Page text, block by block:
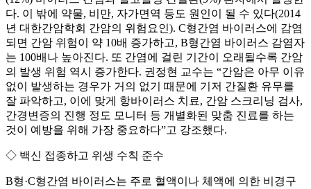
다. 이 밖에 약물, 비만, 자가면역 등도 원인이 될 수 있다(2014
년 대한간암학회 간암의 위험요인). C형간염 바이러스에 감염
되면 간암 위험이 약 10배 증가하고, B형간염 바이러스 감염자
는 100배나 높아진다. 또 간염에 걸린 기간이 오래될수록 간암
의 발생 위험 역시 증가한다. 권정현 교수는 “간암은 아무 이유
없이 발생하는 경우가 거의 없기 때문에 기저 간질환 유무를
잘 파악하고, 이에 맞게 항바이러스 치료, 간암 스크리닝 검사,
간경변증의 진행 정도 모니터 등 개별화된 맞춤 진료를 하는
것이 예방을 위해 가장 중요하다”고 강조했다.
◇ 백신 접종하고 위생 수칙 준수
B형·C형간염 바이러스는 주로 혈액이나 체액에 의한 비경구